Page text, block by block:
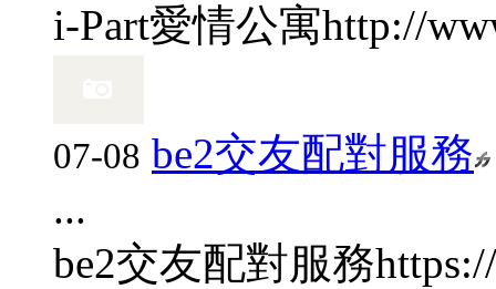
i-Part愛情公寓http://
07-08 be2交友配對服務
...
be2交友配對服務